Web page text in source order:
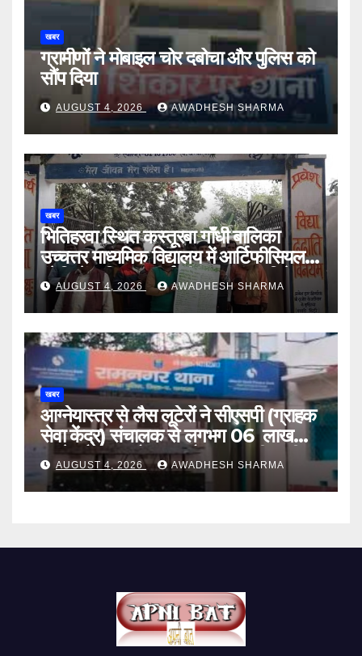
खबर
ग्रामीणों ने मोबाइल चोर दबोचा और पुलिस को
सौंप दिया
AUGUST 4, 2026 AWADHESH SHARMA
खबर
भितिहरवा स्थित कस्तूरबा गाँधी बालिका
उच्चत्तर माध्यमिक विद्यालय में आर्टिफीसियल
इंटेलिजेंस शिक्षण कार्य शीघ्र प्रारंभ : दिनेश
यादव
AUGUST 4, 2026 AWADHESH SHARMA
खबर
आग्नेयास्त्र से लैस लूटेरों ने सीएसपी (ग्राहक
सेवा केंद्र) संचालक से लगभग 06 लाख
रुपये, लैपटॉप, मोबाइल और बाइक की चाबी
लूटा
AUGUST 4, 2026 AWADHESH SHARMA